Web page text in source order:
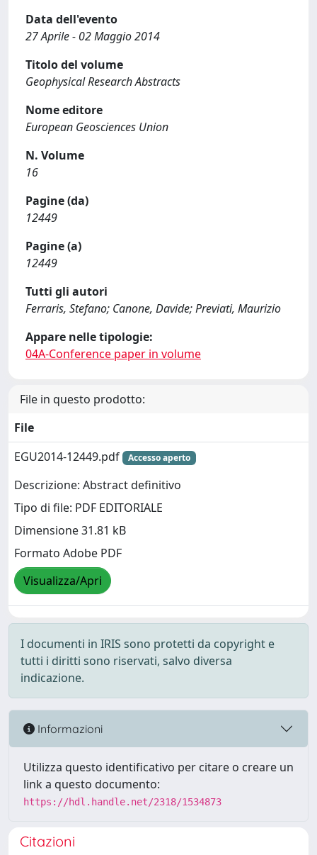
Data dell'evento
27 Aprile - 02 Maggio 2014
Titolo del volume
Geophysical Research Abstracts
Nome editore
European Geosciences Union
N. Volume
16
Pagine (da)
12449
Pagine (a)
12449
Tutti gli autori
Ferraris, Stefano; Canone, Davide; Previati, Maurizio
Appare nelle tipologie:
04A-Conference paper in volume
File in questo prodotto:
File
EGU2014-12449.pdf
Accesso aperto
Descrizione: Abstract definitivo
Tipo di file: PDF EDITORIALE
Dimensione 31.81 kB
Formato Adobe PDF
Visualizza/Apri
I documenti in IRIS sono protetti da copyright e
tutti i diritti sono riservati, salvo diversa
indicazione.
Informazioni
Utilizza questo identificativo per citare o creare un
link a questo documento:
https://hdl.handle.net/2318/1534873
Citazioni